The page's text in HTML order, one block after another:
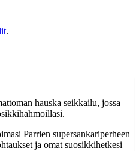
.
hauska seikkailu, jossa
Parrien supersankariperheen
ja omat suosikkihetkesi